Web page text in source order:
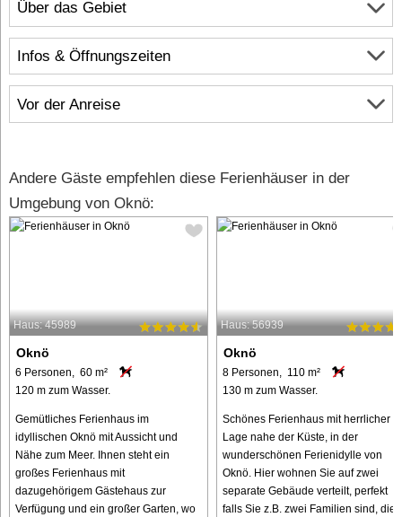
Über das Gebiet
Infos & Öffnungszeiten
Vor der Anreise
Andere Gäste empfehlen diese Ferienhäuser in der
Umgebung von Oknö:
Haus: 45989
Oknö
6 Personen, 60 m²
120 m zum Wasser.
Gemütliches Ferienhaus im
idyllischen Oknö mit Aussicht und
Nähe zum Meer. Ihnen steht ein
großes Ferienhaus mit
dazugehörigem Gästehaus zur
Verfügung und ein großer Garten, wo
Haus: 56939
Oknö
8 Personen, 110 m²
130 m zum Wasser.
Schönes Ferienhaus mit herrlicher
Lage nahe der Küste, in der
wunderschönen Ferienidylle von
Oknö. Hier wohnen Sie auf zwei
separate Gebäude verteilt, perfekt
falls Sie z.B. zwei Familien sind, die